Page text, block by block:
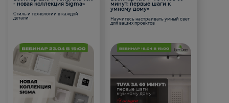
- новая коллекция Sigma»
Стиль и технологии в каждой
детали
минут: первые шаги к
умному дому»
Научитесь настраивать умный свет
для ваших проектов